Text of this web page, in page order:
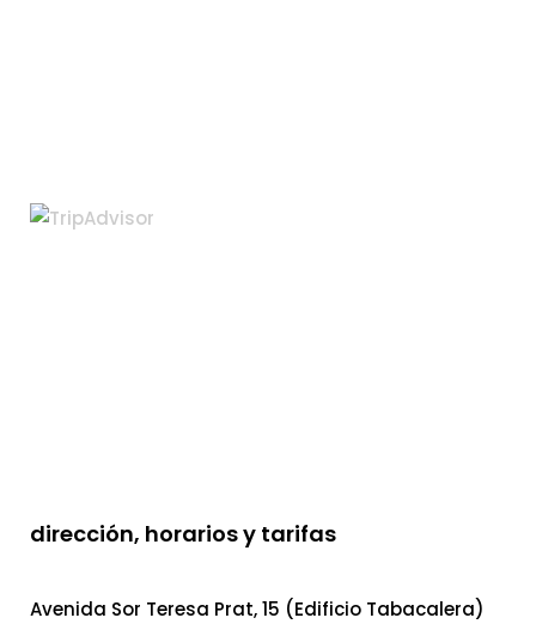
dirección, horarios y tarifas
Avenida Sor Teresa Prat, 15 (Edificio Tabacalera)